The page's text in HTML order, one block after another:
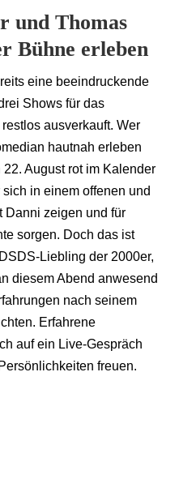
und Thomas
Bühne erleben
eine beeindruckende
Shows für das
ausverkauft. Wer
hautnah erleben
August rot im Kalender
in einem offenen und
Danni zeigen und für
sorgen. Doch das ist
Liebling der 2000er,
diesem Abend anwesend
nach seinem
Erfahrene
auf ein Live-Gespräch
freuen.